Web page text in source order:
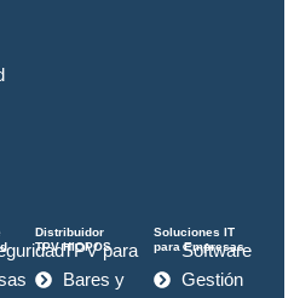
Distribuidor
TPV HIOPOS
TPV para
Bares y
Soluciones IT
para Empresas
Software
Gestión